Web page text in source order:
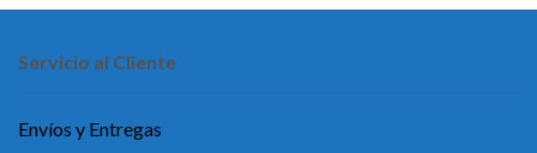
Servicio al Cliente
Envíos y Entregas